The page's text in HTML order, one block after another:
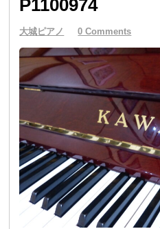
P1100974
大城ピアノ 0 Comments